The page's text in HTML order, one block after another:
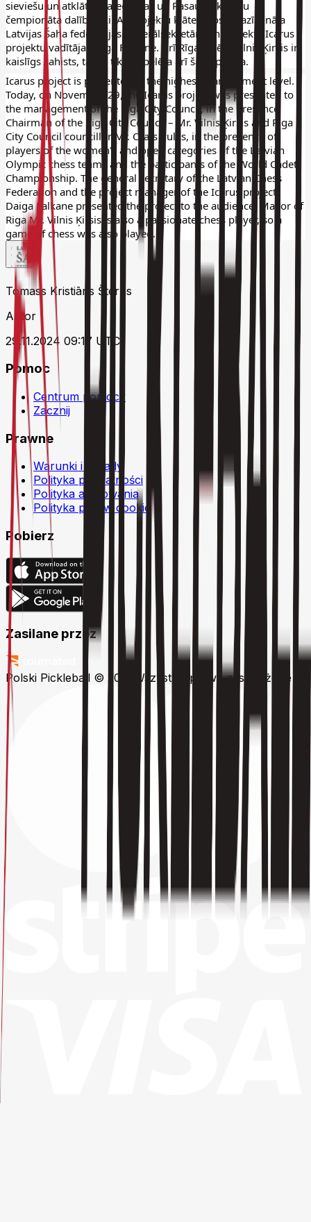
sieviešu un atklātās kategorijas un Pasaules kadetu
čempionāta dalībnieki. Ar projektu klātesošos iepazīstināja
Latvijas Šaha federācijas ģenerālsekretāre un projekta Icarus
projektu vadītāja Daiga Falkane. Arī Rīgas mērs Vilnis Ķirsis ir
kaislīgs šahists, tāpēc tika izspēlēta arī šaha partija.
Icarus project is presented at the highest management level.
Today, on November 29, the Icarus project was presented to
the management of the Riga City Council, in the presence
Chairman of the Riga City Council – Mr. Vilnis Ķirsis and Riga
City Council councillor Mr. Olafs Pulks, in the presence of
players of the women's and open categories of the Latvian
Olympic chess teams and the participants of the World Cadet
Championship. The general secretary of the Latvian Chess
Federation and the project manager of the Icarus project
Daiga Falkane presented the project to the audience. Mayor of
Riga Mr. Vilnis Ķirsis is also a passionate chess player, so a
game of chess was also played.
Tomass Kristiāns Šterns
Autor
29.11.2024 09:17 UTC
Pomoc
Centrum pomocy
Zacznij
Prawne
Warunki i zasady
Polityka prywatności
Polityka anulowania
Polityka plików cookie
Pobierz
Zasilane przez
Polski Pickleball © 2026 Wszystkie prawa zastrzeżone